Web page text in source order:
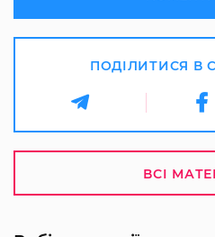
ПОДІЛИТИСЯ В
ВСІ